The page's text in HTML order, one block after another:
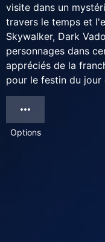
visite dans un
travers le temps et
Skywalker, Dark
personnages dans
appréciés de la
pour le festin du jour
Options